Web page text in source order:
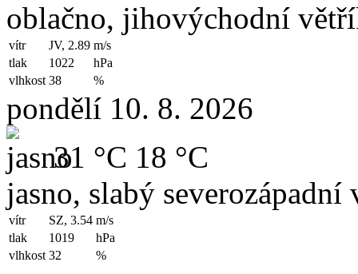
oblačno, jihovýchodní
vítr JV, 2.89 m/s
tlak
1022
hPa
vlhkost 38 %
pondělí 10. 8. 2026
31 °C 18 °C
jasno, slabý severozápadní
vítr SZ, 3.54 m/s
tlak
1019
hPa
vlhkost 32 %